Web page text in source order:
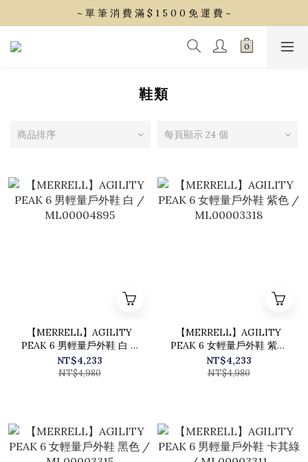
~ 單 筆 消 費 滿 $ 1 5 0 0 免 運 費 ~
~ 單 筆 消 費 滿 $ 1 5 0 0 免 運 費 ~
會 員 享 2% 點 數 回 饋 (1點=1元)
鞋類
商品排序 每頁顯示 24 個
【MERRELL】AGILITY
PEAK 6 男輕量戶外鞋 白 /
ML00004895
NT$4,233
NT$4,980
【MERRELL】AGILITY
PEAK 6 女輕量戶外鞋 紫色
/ ML00003318
NT$4,233
NT$4,980